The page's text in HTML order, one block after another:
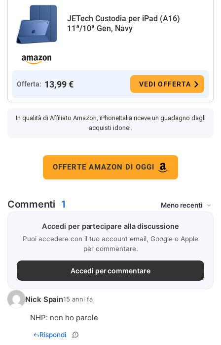
JETech Custodia per iPad (A16)
11ª/10ª Gen, Navy
Offerta: 13,99 € VEDI OFFERTA
In qualità di Affiliato Amazon, iPhoneItalia riceve un guadagno dagli
acquisti idonei.
OFFERTE AMAZON DI OGGI
Commenti 1
Accedi per partecipare alla discussione
Puoi accedere con il tuo account email, Google o Apple
per commentare.
Accedi per commentare
Nick Spain15 anni fa
NHP: non ho parole
Rispondi